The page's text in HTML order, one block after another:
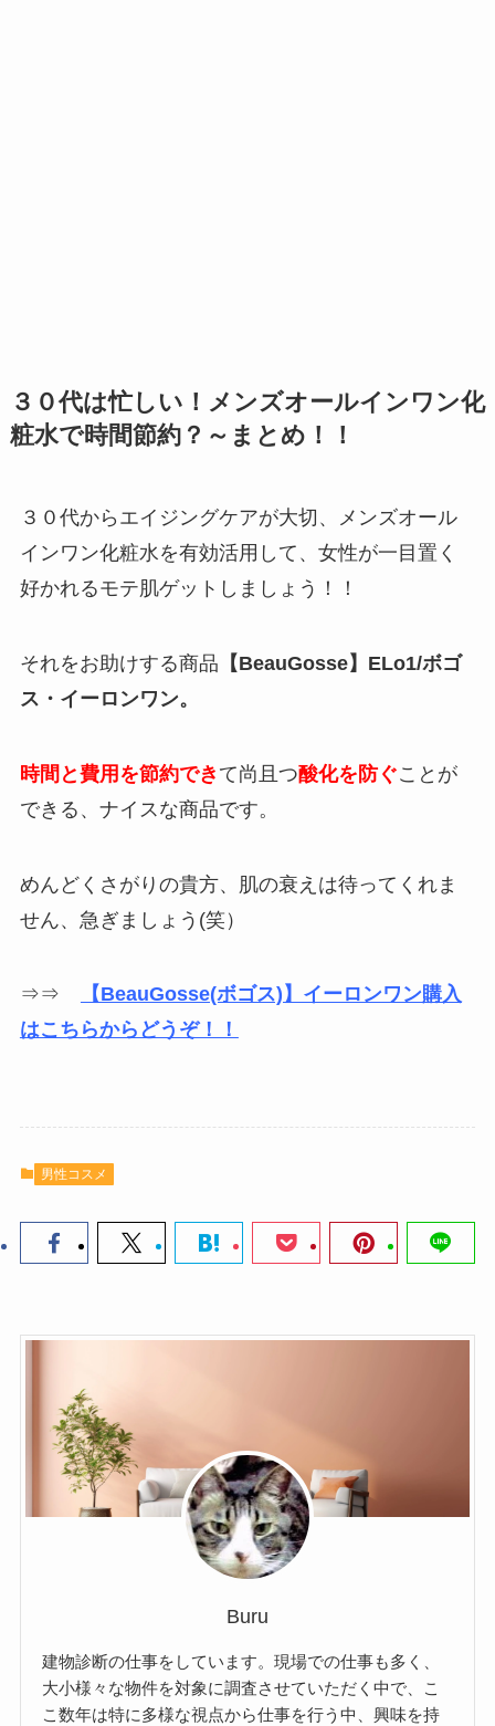
３０代は忙しい！メンズオールインワン化
粧水で時間節約？～まとめ！！
３０代からエイジングケアが大切、メンズオール
インワン化粧水を有効活用して、女性が一目置く
好かれるモテ肌ゲットしましょう！！
それをお助けする商品 【BeauGosse】ELo1/ボゴ
ス・イーロンワン。
時間と費用を節約でき て尚且つ酸化を防ぐことが
できる、ナイスな商品です。
めんどくさがりの貴方、肌の衰えは待ってくれま
せん、急ぎましょう(笑）
⇒⇒
【BeauGosse(ボゴス)】イーロンワン購入
はこちらからどうぞ！！
男性コスメ
Buru
建物診断の仕事をしています。現場での仕事も多く、
大小様々な物件を対象に調査させていただく中で、こ
こ数年は特に多様な視点から仕事を行う中、興味を持